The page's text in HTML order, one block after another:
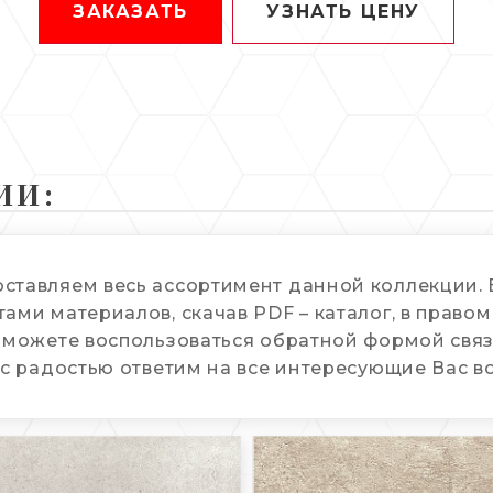
ЗАКАЗАТЬ УЗНАТЬ ЦЕНУ
весь ассортимент данной
материалов, скачав PDF – каталог, в
воспользоваться обратной формой
радостью ответим на все интересующие Вас